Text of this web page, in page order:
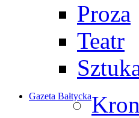
Proza
Teatr
Gazeta Bałtycka